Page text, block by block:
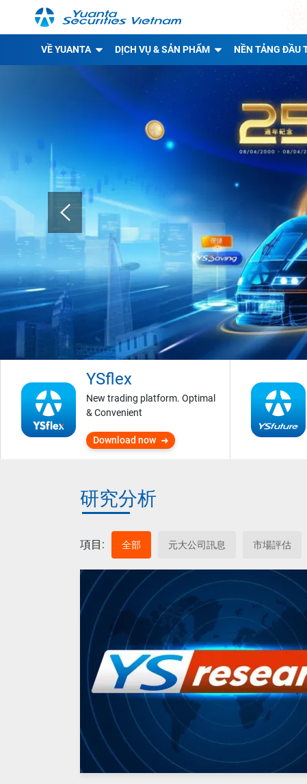
VỀ YUANTA DỊCH VỤ & SẢN PHẨM NỀN TẢNG ĐẦU
YSflex
New trading platform. Optimal
& Convenient
Download now
研究分析
項目: 全部 元大公司訊息 市場評估